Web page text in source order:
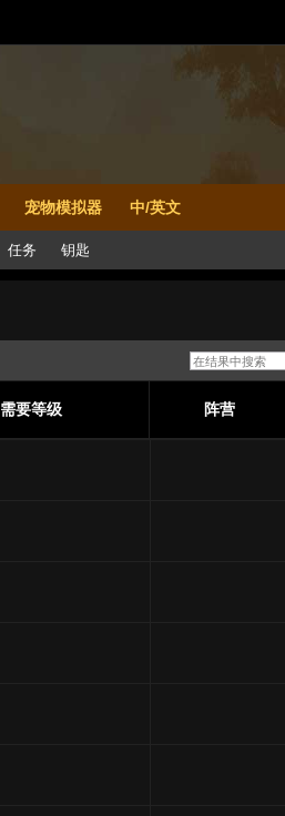
宠物模拟器 中/英文
任务 钥匙
需要等级 阵营